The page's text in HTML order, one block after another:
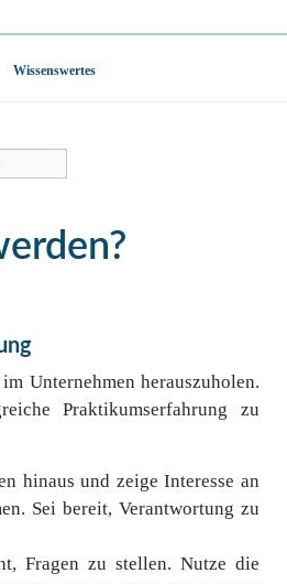
Wissenswertes
Unternehmen herauszuholen.
Praktikumserfahrung zu
hinaus und zeige Interesse an
Sei bereit, Verantwortung zu
Fragen zu stellen. Nutze die